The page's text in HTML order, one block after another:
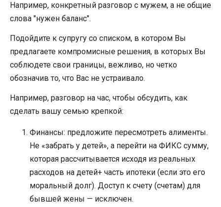
Например, конкретный разговор с мужем, а не общие
слова "нужен баланс".
Подойдите к супругу со списком, в котором Вы
предлагаете компромисные решения, в которых Вы
соблюдете свои границы, вежливо, но четко
обозначив то, что Вас не устраивало.
Например, разговор на час, чтобы обсудить, как
сделать вашу семью крепкой:
Финансы: предложите пересмотреть алименты.
Не «забрать у детей», а перейти на ФИКС сумму,
которая рассчитывается исходя из реальных
расходов на детей+ часть ипотеки (если это его
моральный долг). Доступ к счету (счетам) для
бывшей жены — исключен.